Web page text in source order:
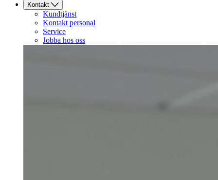
Kontakt
Kundtjänst
Kontakt personal
Service
Jobba hos oss